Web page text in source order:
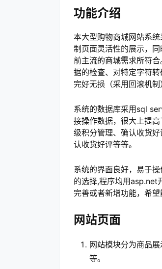
功能介绍
本大型购物商城网站系
制页面灵活性的展示，
前主流的商城需求所符
据的检查、对特定字符
完好无损（采用回滚机制
系统的数据库采用sql
接操作数据，很大上提
级积分管理、确认收货
认收货好评等等。
系统的界面良好，易于
的选择,程序均用asp.net
完善或者新增功能，希望
网站页面
网站模块分为商品
等。